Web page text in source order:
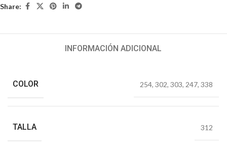
Share:
INFORMACIÓN ADICIONAL
COLOR 254,302,303,247,338
TALLA 312